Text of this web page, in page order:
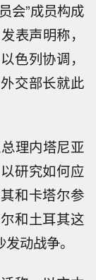
会”成员构成
表声明称，
色列协调，
交部长就此
理内塔尼亚
研究如何应
和卡塔尔参
和土耳其这
动战争。